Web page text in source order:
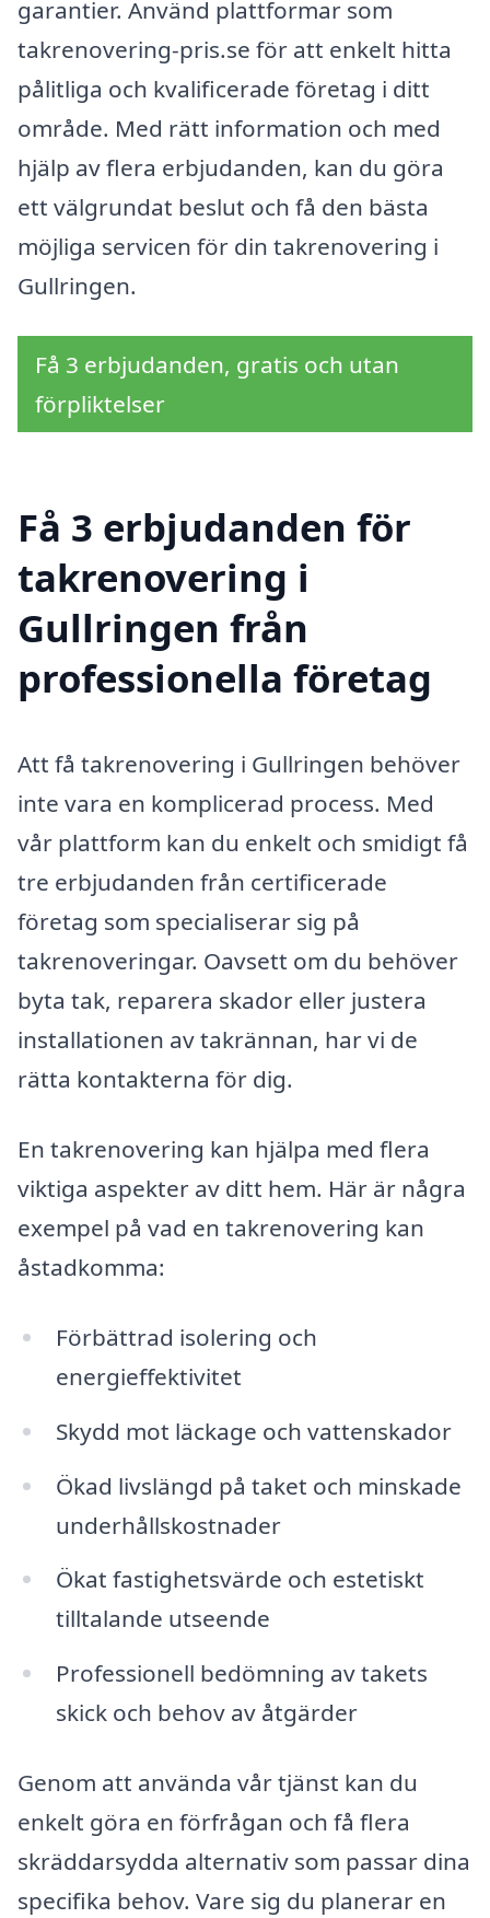
garantier. Använd plattformar som
takrenovering-pris.se för att enkelt hitta
pålitliga och kvalificerade företag i ditt
område. Med rätt information och med
hjälp av flera erbjudanden, kan du göra
ett välgrundat beslut och få den bästa
möjliga servicen för din takrenovering i
Gullringen.
Få 3 erbjudanden, gratis och utan
förpliktelser
Få 3 erbjudanden för
takrenovering i
Gullringen från
professionella företag
Att få takrenovering i Gullringen behöver
inte vara en komplicerad process. Med
vår plattform kan du enkelt och smidigt få
tre erbjudanden från certificerade
företag som specialiserar sig på
takrenoveringar. Oavsett om du behöver
byta tak, reparera skador eller justera
installationen av takrännan, har vi de
rätta kontakterna för dig.
En takrenovering kan hjälpa med flera
viktiga aspekter av ditt hem. Här är några
exempel på vad en takrenovering kan
åstadkomma:
Förbättrad isolering och
energieffektivitet
Skydd mot läckage och vattenskador
Ökad livslängd på taket och minskade
underhållskostnader
Ökat fastighetsvärde och estetiskt
tilltalande utseende
Professionell bedömning av takets
skick och behov av åtgärder
Genom att använda vår tjänst kan du
enkelt göra en förfrågan och få flera
skräddarsydda alternativ som passar dina
specifika behov. Vare sig du planerar en